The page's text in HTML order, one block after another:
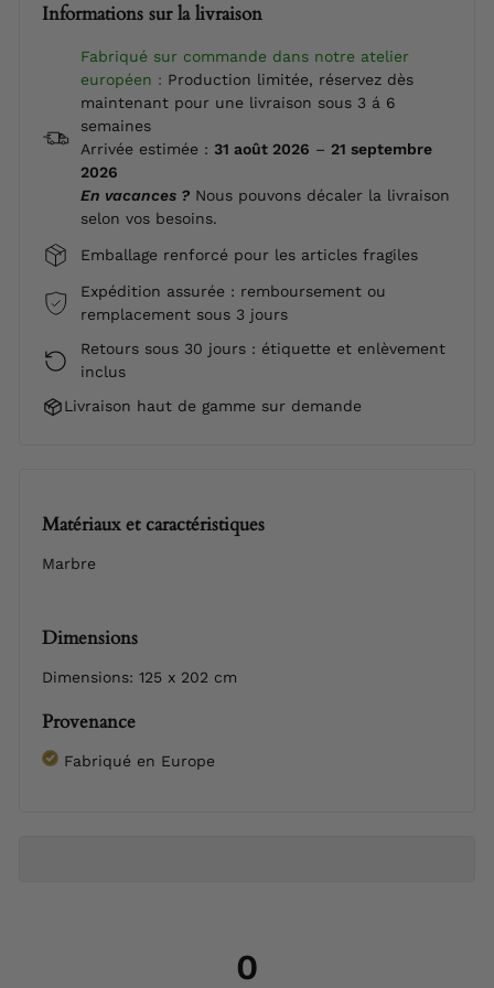
Informations sur la livraison
Fabriqué sur commande dans notre atelier
européen : Production limitée, réservez dès
maintenant pour une livraison sous 3 á 6
semaines
Arrivée estimée : 31 août 2026 – 21 septembre
2026
En vacances ? Nous pouvons décaler la livraison
selon vos besoins.
Emballage renforcé pour les articles fragiles
Expédition assurée : remboursement ou
remplacement sous 3 jours
Retours sous 30 jours : étiquette et enlèvement
inclus
Livraison haut de gamme sur demande
Matériaux et caractéristiques
Marbre
Dimensions
Dimensions: 125 x 202 cm
Provenance
Fabriqué en Europe
0